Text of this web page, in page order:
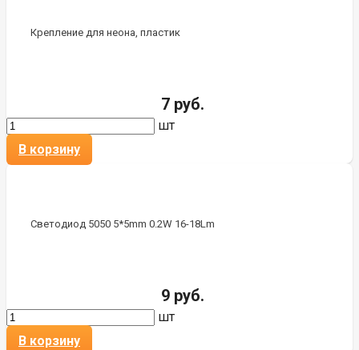
Крепление для неона, пластик
7 руб.
шт
В корзину
Светодиод 5050 5*5mm 0.2W 16-18Lm
9 руб.
шт
В корзину